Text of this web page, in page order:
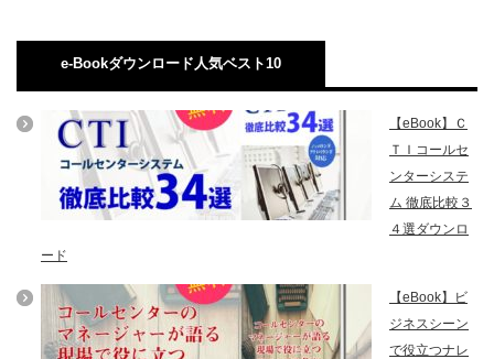
e-Bookダウンロード人気ベスト10
【eBook】Ｃ
ＴＩコールセ
ンターシステ
ム 徹底比較３
４選ダウンロ
ード
【eBook】ビ
ジネスシーン
で役立つナレ